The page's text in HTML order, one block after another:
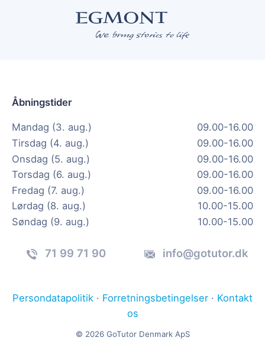
Åbningstider
Mandag (3. aug.)
09.00-16.00
Tirsdag (4. aug.)
09.00-16.00
Onsdag (5. aug.)
09.00-16.00
Torsdag (6. aug.)
09.00-16.00
Fredag (7. aug.)
09.00-16.00
Lørdag (8. aug.)
10.00-15.00
Søndag (9. aug.)
10.00-15.00
71 99 71 90 info@gotutor.dk
Persondatapolitik · Forretningsbetingelser · Kontakt
os
© 2026 GoTutor Denmark ApS